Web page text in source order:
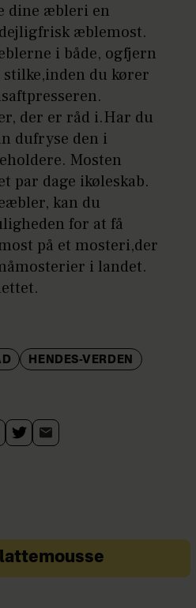
dine æbleri en
æblemost.
i både, ogfjern
stilke,inden du kører
der er råd i.Har du
dufryse den i
Mosten
par dage ikøleskab.
kan du
for at få
på et mosteri,der
i landet.
HENDES-VERDEN